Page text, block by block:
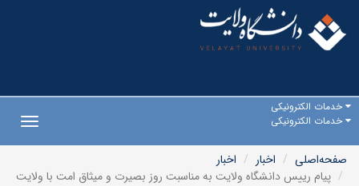
خدمات الکترونیکی
خدمات الکترونیکی
صفحه‌اصلی
اخبار
اخبار
پیام رییس دانشگاه ولایت به مناسبت روز بصیرت و میثاق امت با ولایت